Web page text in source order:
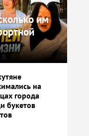
им
на
города
букетов